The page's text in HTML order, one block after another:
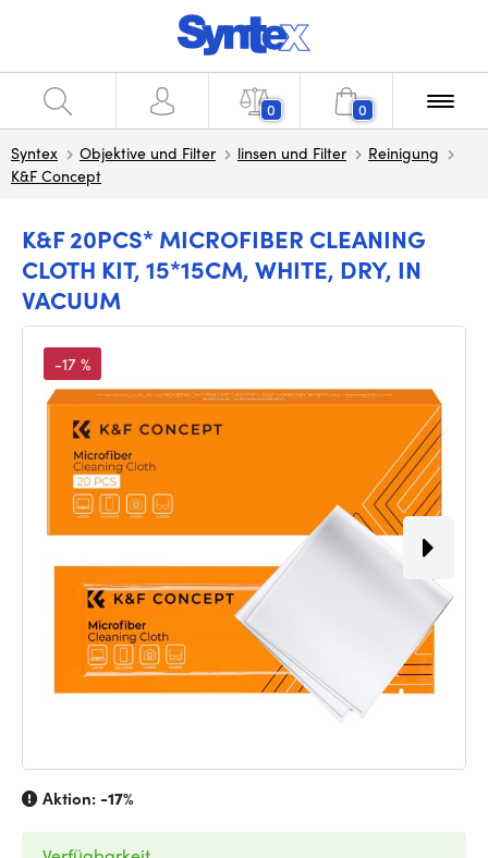
0 0
Syntex Objektive und Filter linsen und Filter
Reinigung
K&F Concept
K&F 20PCS* MICROFIBER CLEANING
CLOTH KIT, 15*15CM, WHITE, DRY, IN
VACUUM
-17 %
Aktion:-17%